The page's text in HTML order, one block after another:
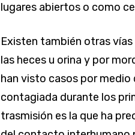
lugares abiertos o como
Existen también otras
las heces u orina y por
han visto casos por
contagiada durante los
trasmisión es la que ha